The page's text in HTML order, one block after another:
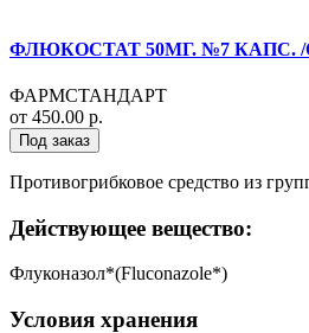
ФЛЮКОСТАТ 50МГ. №7 КАПС.
ФАРМСТАНДАРТ
от 450.00 р.
Под заказ
Противогрибковое средство из
Действующее вещество:
Флуконазол*(Fluconazole*)
Условия хранения